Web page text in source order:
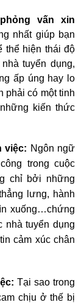
vấn xin
nhất giúp bạn
thể hiện thái độ
tuyển dụng,
ấp úng hay lo
có một tinh
kiến thức
việc: Ngôn ngữ
trong cuộc
chỉ bởi những
lưng, hành
xuống…chứng
nhà tuyển dụng
cảm xúc chân
Tại sao trong
chịu ở thế bị